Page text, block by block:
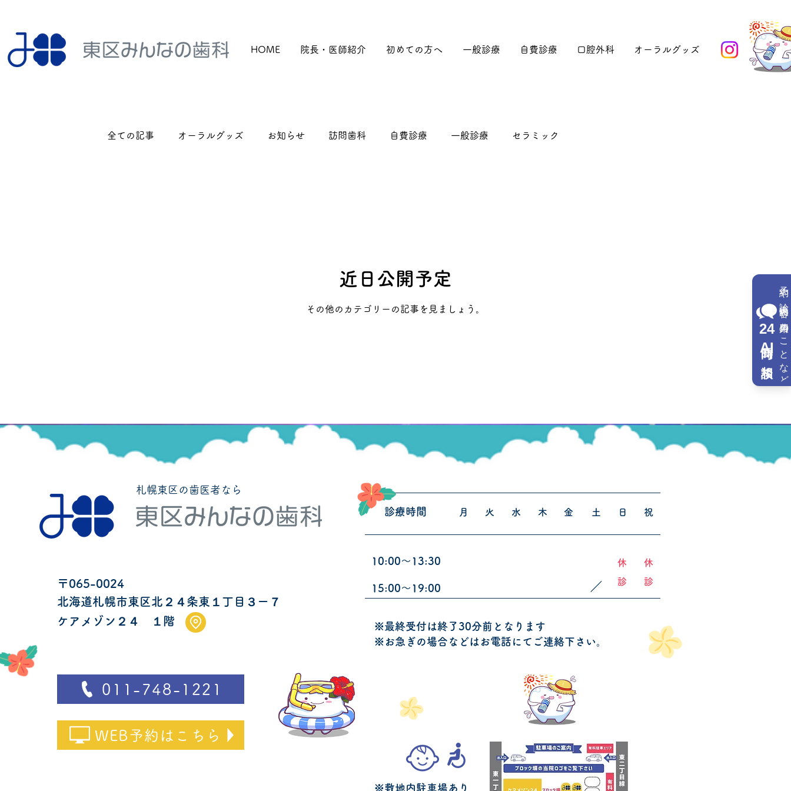
予約や診療内容や費用のことなど
24
AI
HOME 院長・医師紹介 初めての方へ 一般診療 自費診療 口腔外科 オーラルグッズ
全ての記事 オーラルグッズ お知らせ 訪問歯科 自費診療 一般診療 セラミック
近日公開予定
その他のカテゴリーの記事を見ましょう。
休 診 休 診
診療時間
10:00〜13:30
15:00〜19:00
月 火 水 木 金 土 日 祝
※最終受付は終了30分前となります
※お急ぎの場合などはお電話にてご連絡下さい。
​／
札幌東区の歯医者なら
〒065-0024
北海道札幌市東区北２４条東１丁目３ー７
ケアメゾン２４ １階
011-748-1221
WEB予約はこちら
※敷地内駐車場あり